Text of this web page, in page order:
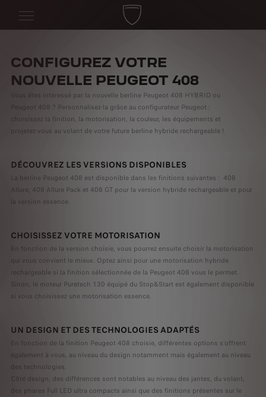
CONFIGUREZ VOTRE
NOUVELLE PEUGEOT 408
Vous êtes intéressé par la nouvelle berline Peugeot 408 HYBRID ou
Peugeot 408 ? Personnalisez-la grâce au configurateur Peugeot :
choisissez la finition, la motorisation, la couleur, les équipements et
projetez-vous au volant de votre future berline hybride rechargeable !
DÉCOUVREZ LES VERSIONS DISPONIBLES
La berline Peugeot 408 est disponible dans les finitions suivantes : 408
Allure, 408 Allure Pack et 408 GT pour la version hybride rechargeable et pour
la version essence.
CHOISISSEZ VOTRE MOTORISATION
En fonction de la version choisie, vous pourrez ensuite choisir la motorisation
qui vous convient le mieux. Optez ainsi pour une motorisation hybride
rechargeable si la finition sélectionnée de la Peugeot 408 vous le permet.
Sinon, le moteur Puretech 130 équipé du Stop&Start est également disponible
si vous choisissez une motorisation essence.
UN DESIGN ET DES TECHNOLOGIES ADAPTÉS
En fonction de la finition Peugeot 408 choisie, différentes options s’offrent
également à vous, au niveau du design notamment mais également au niveau
des technologies.
Côté design, des différences sont notables au niveau des jantes, du volant,
des phares Full LED ultra compacts ainsi que des finitions présentes sur le